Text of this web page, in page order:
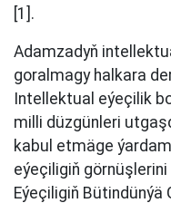
[1].
Adamzadyň
goralmagy halkara
Intellektual eýeçilik
milli düzgünleri
kabul etmäge
eýeçiligiň
Eýeçiligiň